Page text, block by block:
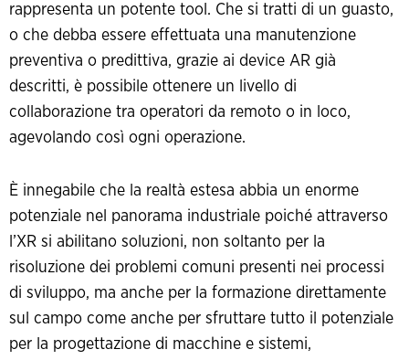
rappresenta un potente tool. Che si tratti di un guasto,
o che debba essere effettuata una manutenzione
preventiva o predittiva, grazie ai device AR già
descritti, è possibile ottenere un livello di
collaborazione tra operatori da remoto o in loco,
agevolando così ogni operazione.
È innegabile che la realtà estesa abbia un enorme
potenziale nel panorama industriale poiché attraverso
l’XR si abilitano soluzioni, non soltanto per la
risoluzione dei problemi comuni presenti nei processi
di sviluppo, ma anche per la formazione direttamente
sul campo come anche per sfruttare tutto il potenziale
per la progettazione di macchine e sistemi,